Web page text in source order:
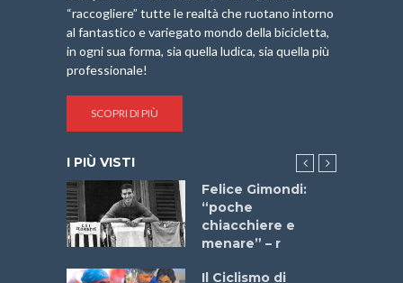
“raccogliere” tutte le realtà che ruotano intorno
al fantastico e variegato mondo della bicicletta,
in ogni sua forma, sia quella ludica, sia quella più
professionale!
SCOPRI DI PIÙ
I PIÙ VISTI
Felice Gimondi:
“poche
chiacchiere e
menare” – r
Il Ciclismo di